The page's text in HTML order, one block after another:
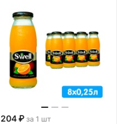
204 ₽ за 1 шт